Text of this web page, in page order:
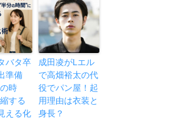
バタ卒
準備
時
する
える化
成田凌がLエル
で高畑裕太の代
役でパン屋！起
用理由は衣装と
身長？